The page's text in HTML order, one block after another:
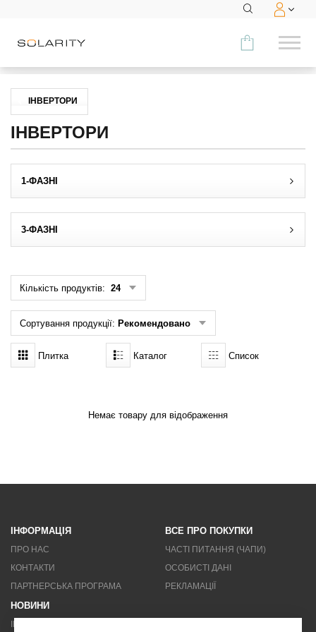
КАТЕГОРІЯ
Інвертори
МЕНЮ
МЕНЮ КОРИСТУВАЧА
Пропозиція клієнта
ІНВЕРТОРИ
ІНВЕРТОРИ
1-ФАЗНІ
3-ФАЗНІ
Кількість продуктів: 24
Сортування продукції: Рекомендовано
Плитка Каталог Список
Немає товару для відображення
ІНФОРМАЦІЯ
ПРО НАС
КОНТАКТИ
ПАРТНЕРСЬКА ПРОГРАМА
ВСЕ ПРО ПОКУПКИ
ЧАСТІ ПИТАННЯ (ЧАПИ)
ОСОБИСТІ ДАНІ
РЕКЛАМАЦІЇ
НОВИНИ